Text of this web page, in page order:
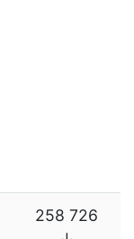
258 726